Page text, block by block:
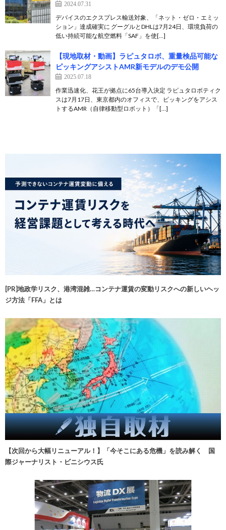
2024.07.31
デバイスのエクスプレス輸送対象、「ネット・ゼロ・エミッ
ション」達成確実に グーグルとDHLは7月24日、環境負荷の
低い持続可能な航空燃料「SAF」を使[…]
【現地取材・動画】ラピュタロボ、重量検品可能な
ピッキングアシストAMR新モデルのデモ公開
2025.07.18
作業迅速化、花王が拠点に65台導入決定 ラピュタロボティク
スは7月17日、東京都内のオフィスで、ピッキングをアシス
トするAMR（自律移動型ロボット）「[…]
[PR]地政学リスク、港湾混雑…コンテナ運賃の変動リスクへの新しいヘッ
ジ方法「FFA」とは
【次回から大幅リニューアル！】「今そこにある危機」を読み解く 国
際ジャーナリスト・ビニシウス氏